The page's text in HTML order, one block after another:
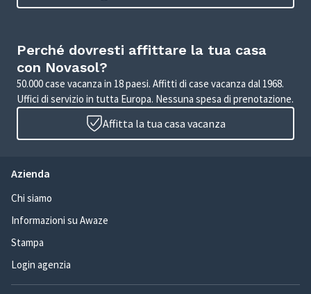
Perché dovresti affittare la tua casa
con Novasol?
50.000 case vacanza in 18 paesi. Affitti di case vacanza dal 1968.
Uffici di servizio in tutta Europa. Nessuna spesa di prenotazione.
Affitta la tua casa vacanza
Azienda
Chi siamo
Informazioni su Awaze
Stampa
Login agenzia